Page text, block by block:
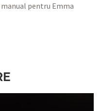
pentru Emma